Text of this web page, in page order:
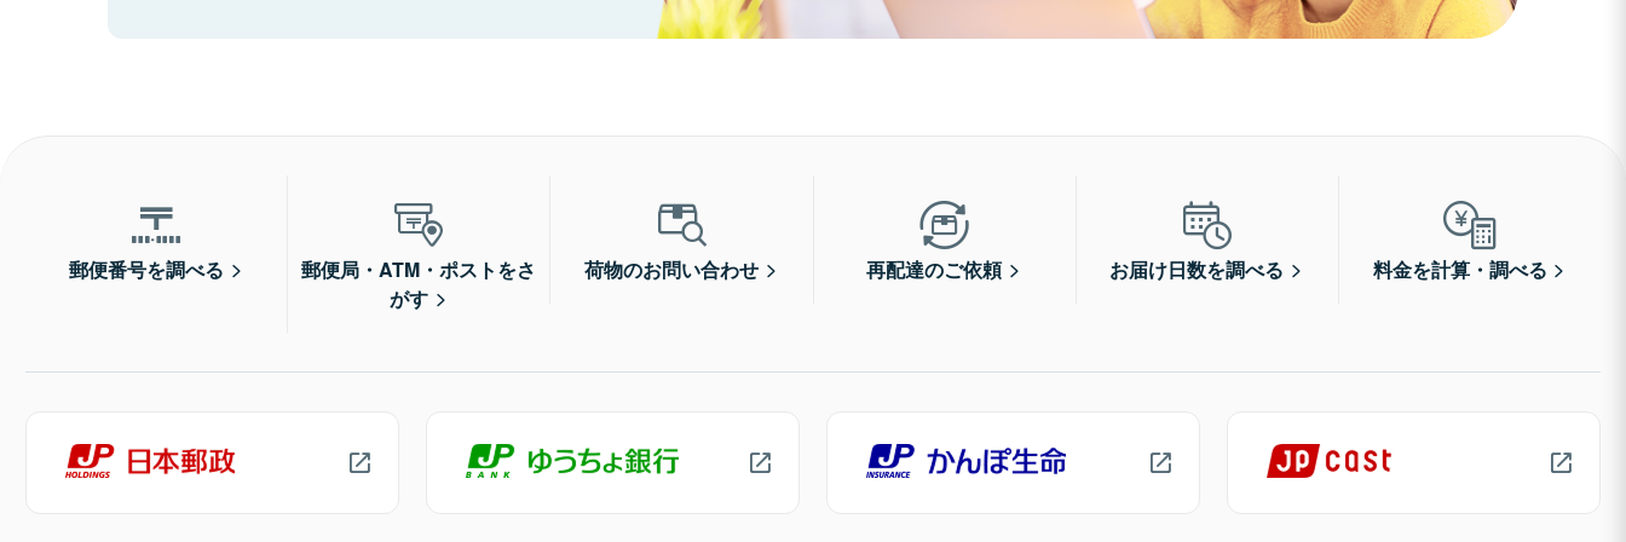
郵便番号を調べる
郵便局・ATM・ポストをさ
がす
荷物のお問い合わせ 再配達のご依頼 お届け日数を調べる 料金を計算・調べる